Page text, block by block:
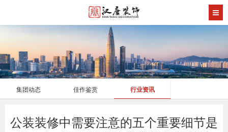
集团动态 佳作鉴赏 行业资讯
公装装修中需要注意的五个重要细节是